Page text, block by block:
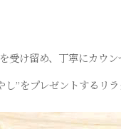
受け留め、丁寧にカウ
”をプレゼントするリラ